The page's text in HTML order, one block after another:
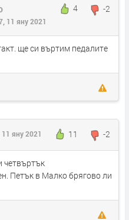
4 -2
11 яну 2021
ще си въртим педалите
11 -2
11 яну 2021
четвъртък
Петък в Малко брягово ли